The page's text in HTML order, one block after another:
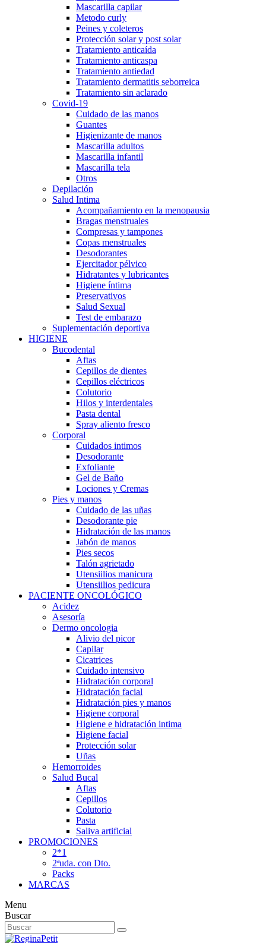
Mascarilla capilar
Metodo curly
Peines y coleteros
Protección solar y post solar
Tratamiento anticaída
Tratamiento anticaspa
Tratamiento antiedad
Tratamiento dermatitis seborreica
Tratamiento sin aclarado
Covid-19
Cuidado de las manos
Guantes
Higienizante de manos
Mascarilla adultos
Mascarilla infantil
Mascarilla tela
Otros
Depilación
Salud Intima
Acompañamiento en la menopausia
Bragas menstruales
Compresas y tampones
Copas menstruales
Desodorantes
Ejercitador pélvico
Hidratantes y lubricantes
Higiene íntima
Preservativos
Salud Sexual
Test de embarazo
Suplementación deportiva
HIGIENE
Bucodental
Aftas
Cepillos de dientes
Cepillos eléctricos
Colutorio
Hilos y interdentales
Pasta dental
Spray aliento fresco
Corporal
Cuidados intimos
Desodorante
Exfoliante
Gel de Baño
Lociones y Cremas
Pies y manos
Cuidado de las uñas
Desodorante pie
Hidratación de las manos
Jabón de manos
Pies secos
Talón agrietado
Utensiilios manicura
Utensiilios pedicura
PACIENTE ONCOLÓGICO
Acidez
Asesoría
Dermo oncologia
Alivio del picor
Capilar
Cicatrices
Cuidado intensivo
Hidratación corporal
Hidratación facial
Hidratación pies y manos
Higiene corporal
Higiene e hidratación intima
Higiene facial
Protección solar
Uñas
Hemorroides
Salud Bucal
Aftas
Cepillos
Colutorio
Pasta
Saliva artificial
PROMOCIONES
2*1
2ªuda. con Dto.
Packs
MARCAS
Menu
Buscar